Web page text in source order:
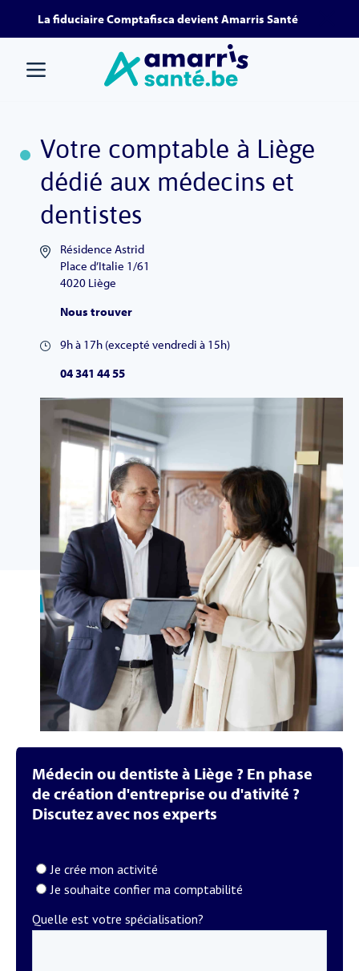
Aller
au
menu
Aller au
contenu
La fiduciaire Comptafisca devient Amarris Santé
Votre comptable à Liège
dédié aux médecins et
dentistes
Résidence Astrid
Place d’Italie 1/61
4020 Liège
Nous trouver
9h à 17h (excepté vendredi à 15h)
04 341 44 55
Médecin ou dentiste à Liège ? En phase
de création d'entreprise ou d'ativité ?
Discutez avec nos experts